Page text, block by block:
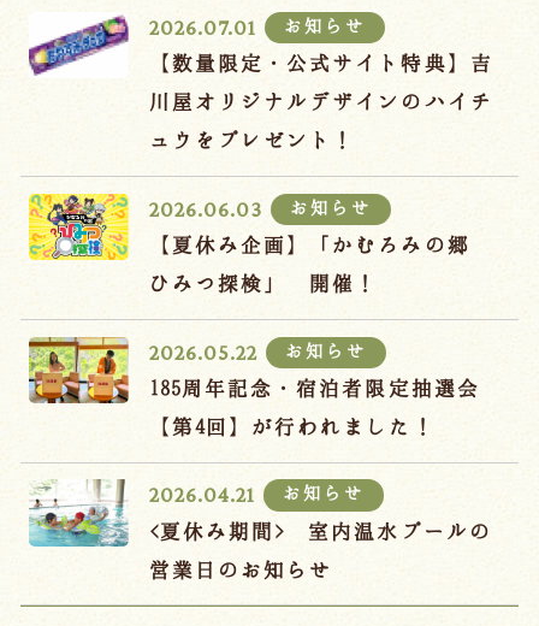
2026.07.01 お知らせ
【数量限定・公式サイト特典】吉
川屋オリジナルデザインのハイチ
ュウをプレゼント！
2026.06.03 お知らせ
【夏休み企画】「かむろみの郷
ひみつ探検」 開催！
2026.05.22 お知らせ
185周年記念・宿泊者限定抽選会
【第4回】が行われました！
2026.04.21 お知らせ
<夏休み期間> 室内温水プールの
営業日のお知らせ